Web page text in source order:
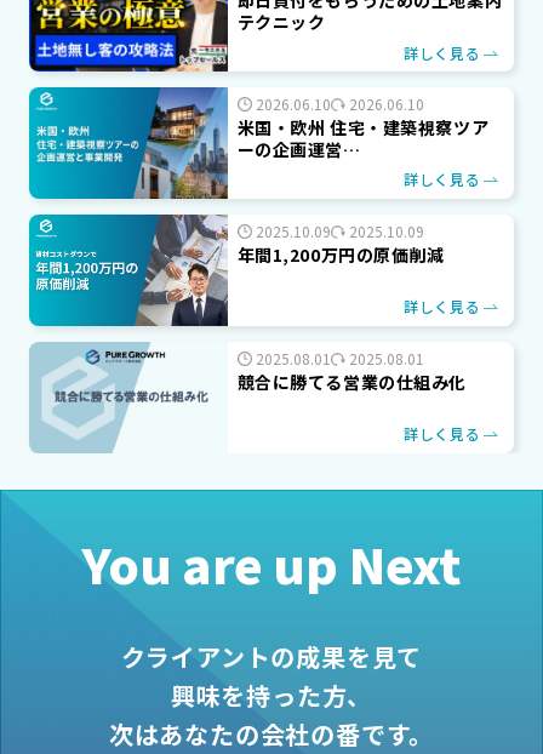
テクニック
詳しく見る
2026.06.10 2026.06.10
米国・欧州 住宅・建築視察ツア
ーの企画運営…
詳しく見る
2025.10.09 2025.10.09
年間1,200万円の原価削減
詳しく見る
2025.08.01 2025.08.01
競合に勝てる営業の仕組み化
詳しく見る
You are up Next
クライアントの成果を見て
興味を持った方、
次はあなたの会社の番です。